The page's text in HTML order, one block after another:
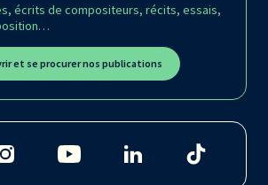
écrits de compositeurs, récits, essais,
et se procurer nos publications